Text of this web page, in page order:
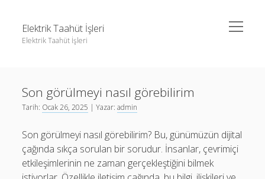
Elektrik Taahüt İşleri
Elektrik Taahüt İşleri
menüyü
aç
Liste
Sayfa Listesi
Tiktok Takipçi Hilesi Şifresiz
Ücretsiz Instagram Bayan Takipçi Hilesi
Liste
Sayfa Listesi
Son görülmeyi nasıl görebilirim
Tarih: Ocak 26, 2025 | Yazar:admin
Son görülmeyi nasıl görebilirim? Bu, günümüzün dijital
çağında sıkça sorulan bir sorudur. İnsanlar, çevrimiçi
etkileşimlerinin ne zaman gerçekleştiğini bilmek